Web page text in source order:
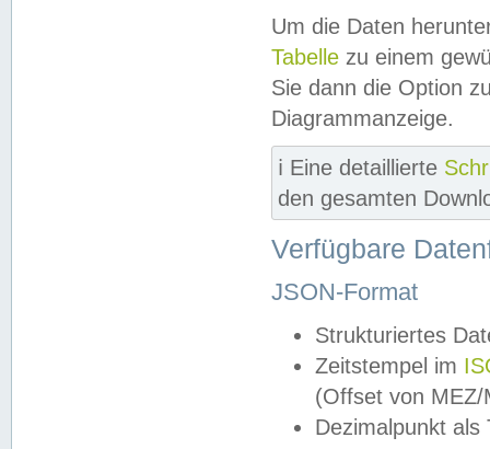
Um die Daten
Tabelle zu einem
Sie dann die Option
Diagrammanzeige.
ℹ️ Eine detaillierte
den gesamten
Verfügbare
JSON-Format
Strukturiertes
Zeitstempel im
(Offset von MEZ/
Dezimalpunkt als